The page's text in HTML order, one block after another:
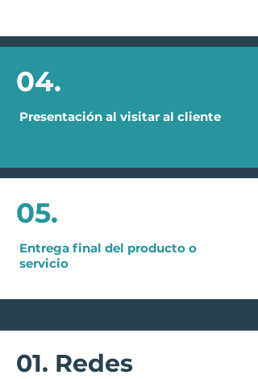
04.
Presentación al visitar al cliente
04.
05.
Entrega final del producto o
servicio
05.
01. Redes